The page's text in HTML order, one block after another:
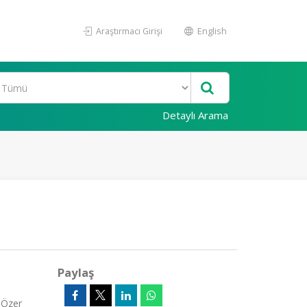
Araştırmacı Girişi English
Detaylı Arama
Paylaş